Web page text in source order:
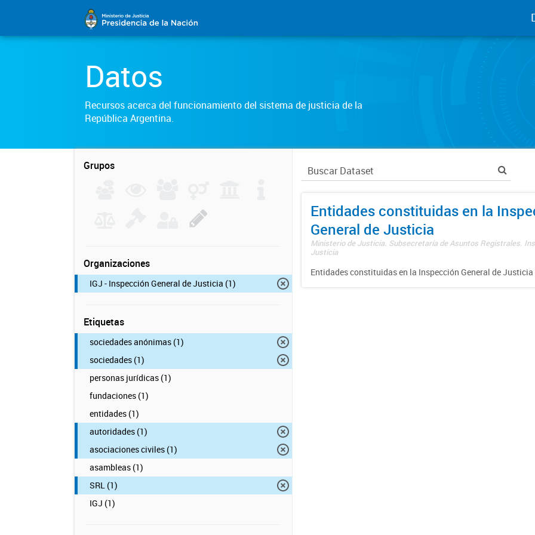
Datos
Recursos acerca del funcionamiento del sistema de justicia de la
República Argentina.
Grupos
Organizaciones
IGJ - Inspección General de Justicia (1)
Etiquetas
sociedades anónimas (1)
sociedades (1)
personas jurídicas (1)
fundaciones (1)
entidades (1)
autoridades (1)
asociaciones civiles (1)
asambleas (1)
SRL (1)
IGJ (1)
Entidades constituidas en la
General de Justicia
Ministerio de Justicia. Subsecretaría de Asuntos Registrales.
Justicia
Entidades constituidas en la Inspección General de Justicia